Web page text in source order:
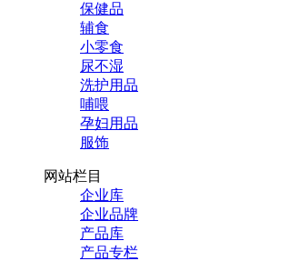
保健品
辅食
小零食
尿不湿
洗护用品
哺喂
孕妇用品
服饰
网站栏目
企业库
企业品牌
产品库
产品专栏